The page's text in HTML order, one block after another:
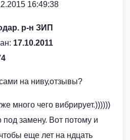
16:49:38
р-н ЗИП
17.10.2011
на ниву,отзывы?
много чего вибрирует.))))))
замену. Вот потому и
еще лет на ндцать